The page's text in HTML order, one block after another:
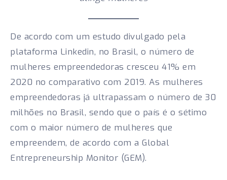
De acordo com um estudo divulgado pela
plataforma Linkedin, no Brasil, o número de
mulheres empreendedoras cresceu 41% em
2020 no comparativo com 2019. As mulheres
empreendedoras já ultrapassam o número de 30
milhões no Brasil, sendo que o país é o sétimo
com o maior número de mulheres que
empreendem, de acordo com a Global
Entrepreneurship Monitor (GEM).